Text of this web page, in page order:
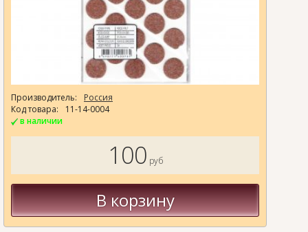
Производитель:
Россия
Код товара:
11-14-0004
в наличии
100 руб
В корзину